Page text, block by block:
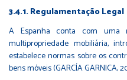
3.4.1. Regulamentação Legal
A Espanha conta com uma
multipropriedade mobiliária,
estabelece normas sobre os
bens móveis (GARCÍA GARNICA,